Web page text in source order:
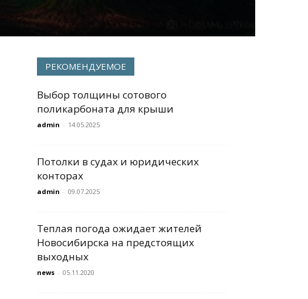
РЕКОМЕНДУЕМОЕ
Выбор толщины сотового
поликарбоната для крыши
admin - 14.05.2025
Потолки в судах и юридических
конторах
admin - 09.07.2025
Теплая погода ожидает жителей
Новосибирска на предстоящих
выходных
news - 05.11.2020